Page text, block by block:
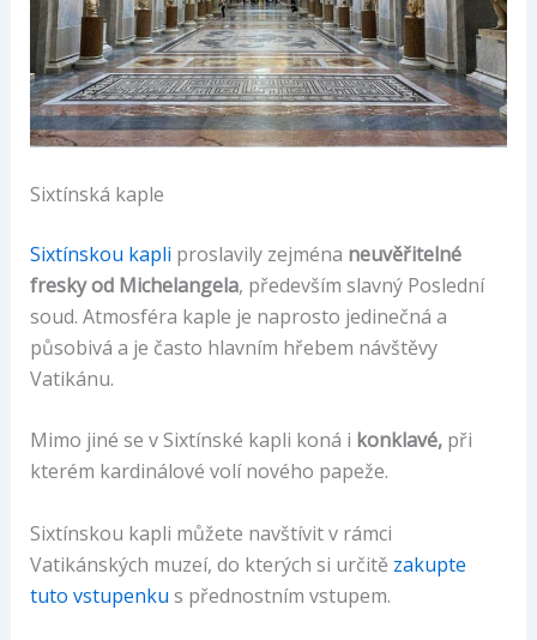
Sixtínská kaple
Sixtínskou kapli proslavily zejména neuvěřitelné
fresky od Michelangela, především slavný Poslední
soud. Atmosféra kaple je naprosto jedinečná a
působivá a je často hlavním hřebem návštěvy
Vatikánu.
Mimo jiné se v Sixtínské kapli koná i konklavé,při
kterém kardinálové volí nového papeže.
Sixtínskou kapli můžete navštívit v rámci
Vatikánských muzeí, do kterých si určitě zakupte
tuto vstupenku s přednostním vstupem.